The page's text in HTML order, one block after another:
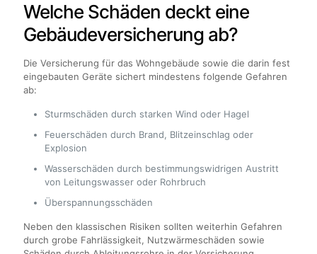
Welche Schäden deckt eine
Gebäudeversicherung ab?
Die Versicherung für das Wohngebäude sowie die darin fest
eingebauten Geräte sichert mindestens folgende Gefahren
ab:
Sturmschäden durch starken Wind oder Hagel
Feuerschäden durch Brand, Blitzeinschlag oder
Explosion
Wasserschäden durch bestimmungswidrigen Austritt
von Leitungswasser oder Rohrbruch
Überspannungsschäden
Neben den klassischen Risiken sollten weiterhin Gefahren
durch grobe Fahrlässigkeit, Nutzwärmeschäden sowie